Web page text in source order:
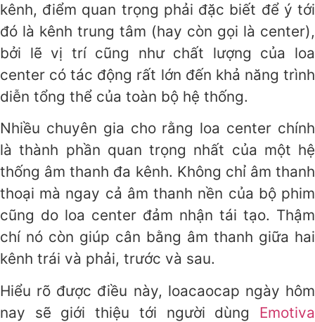
kênh, điểm quan trọng phải đặc biết để ý tới
đó là kênh trung tâm (hay còn gọi là center),
bởi lẽ vị trí cũng như chất lượng của loa
center có tác động rất lớn đến khả năng trình
diễn tổng thể của toàn bộ hệ thống.
Nhiều chuyên gia cho rằng loa center chính
là thành phần quan trọng nhất của một hệ
thống âm thanh đa kênh. Không chỉ âm thanh
thoại mà ngay cả âm thanh nền của bộ phim
cũng do loa center đảm nhận tái tạo. Thậm
chí nó còn giúp cân bằng âm thanh giữa hai
kênh trái và phải, trước và sau.
Hiểu rõ được điều này, loacaocap ngày hôm
nay sẽ giới thiệu tới người dùng Emotiva